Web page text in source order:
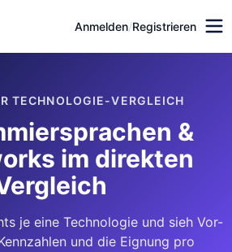
Anmelden/Registrieren
TECHNOLOGIE-VERGLEICH
&
im direkten
je eine Technologie und sieh Vor-
und die Eignung pro